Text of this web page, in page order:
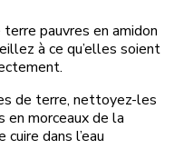
pauvres en amidon
à ce qu’elles soient
de terre, nettoyez-les
morceaux de la
dans l’eau